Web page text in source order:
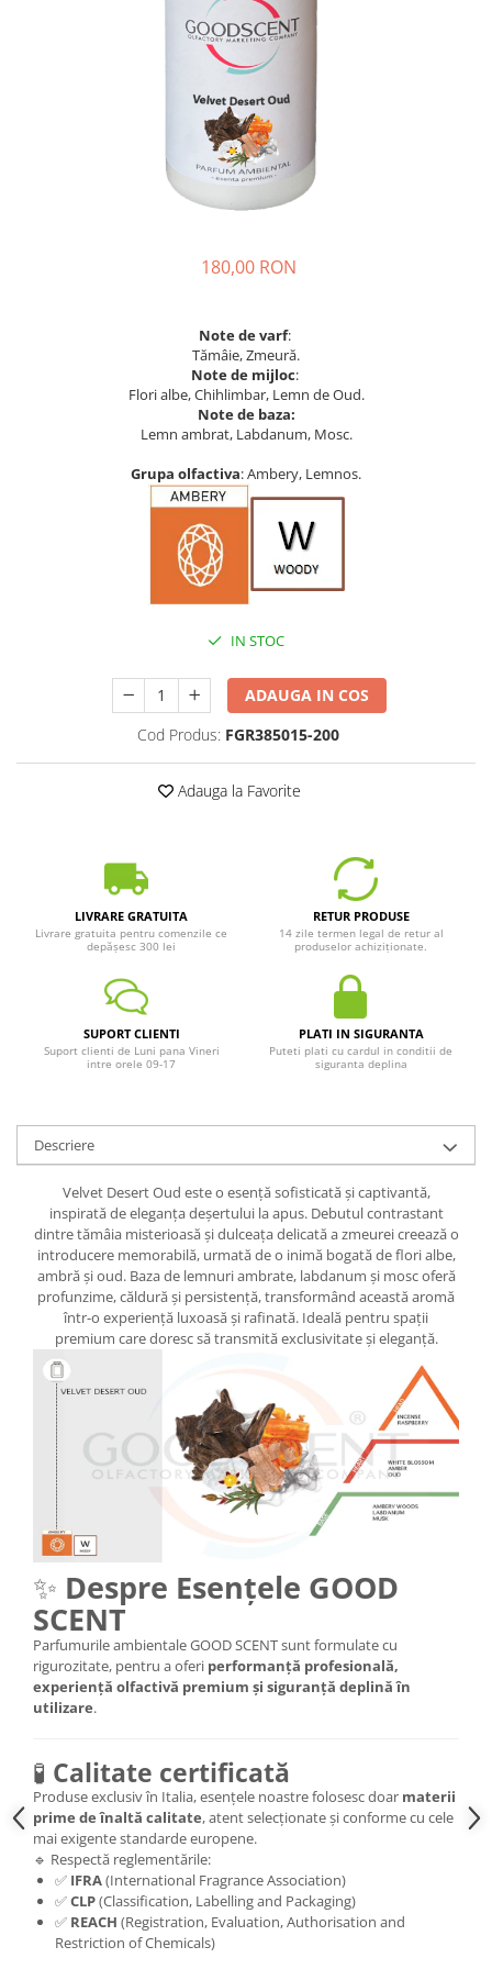
180,00 RON
Note de varf:
Tămâie, Zmeură.
Note de mijloc:
Flori albe, Chihlimbar, Lemn de Oud.
Note de baza:
Lemn ambrat, Labdanum, Mosc.
Grupa olfactiva: Ambery, Lemnos.
IN STOC
ADAUGA IN COS
Cod Produs: FGR385015-200
Adauga la Favorite
LIVRARE GRATUITA
Livrare gratuita pentru comenzile ce
depășesc 300 lei
RETUR PRODUSE
14 zile termen legal de retur al
produselor achiziționate.
SUPORT CLIENTI
Suport clienti de Luni pana Vineri
intre orele 09-17
PLATI IN SIGURANTA
Puteti plati cu cardul in conditii de
siguranta deplina
Descriere
Velvet Desert Oud este o esență sofisticată și captivantă,
inspirată de eleganța deșertului la apus. Debutul contrastant
dintre tămâia misterioasă și dulceața delicată a zmeurei creează o
introducere memorabilă, urmată de o inimă bogată de flori albe,
ambră și oud. Baza de lemnuri ambrate, labdanum și mosc oferă
profunzime, căldură și persistență, transformând această aromă
într-o experiență luxoasă și rafinată. Ideală pentru spații
premium care doresc să transmită exclusivitate și eleganță.
✨ Despre Esențele GOOD
SCENT
Parfumurile ambientale GOOD SCENT sunt formulate cu
rigurozitate, pentru a oferi performanță profesională,
experiență olfactivă premium și siguranță deplină în
utilizare.
🧪 Calitate certificată
Produse exclusiv în Italia, esențele noastre folosesc doar materii
prime de înaltă calitate, atent selecționate și conforme cu cele
mai exigente standarde europene.
🔹 Respectă reglementările:
✅ IFRA(International Fragrance Association)
✅CLP(Classification, Labelling and Packaging)
✅ REACH (Registration, Evaluation, Authorisation and
Restriction of Chemicals)